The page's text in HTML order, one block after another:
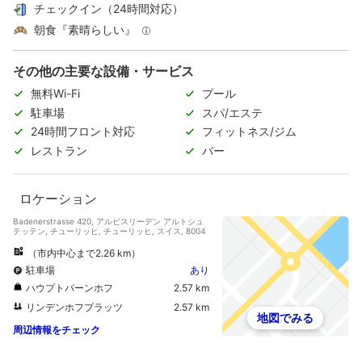
チェックイン（24時間対応）
朝食『素晴らしい』
その他の主要な設備・サービス
無料Wi-Fi
プール
駐車場
スパ/エステ
24時間フロント対応
フィットネス/ジム
レストラン
バー
ロケーション
Badenerstrasse 420, アルビスリーデン アルトシュ
テッテン, チューリッヒ, チューリッヒ, スイス, 8004
（市内中心まで2.26 km）
駐車場
あり
ハウプトバーンホフ
2.57 km
リンデンホフプラッツ
2.57 km
周辺情報をチェック
地図でみる